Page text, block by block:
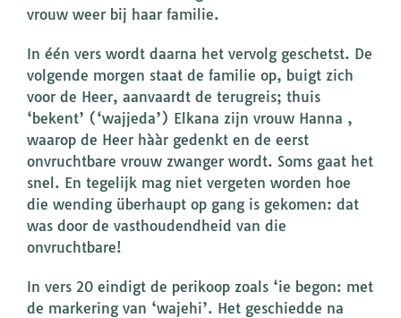
vrouw weer bij haar familie.
In één vers wordt daarna het vervolg geschetst. De
volgende morgen staat de familie op, buigt zich
voor de Heer, aanvaardt de terugreis; thuis
‘bekent’ (‘wajjeda’) Elkana zijn vrouw Hanna ,
waarop de Heer hààr gedenkt en de eerst
onvruchtbare vrouw zwanger wordt. Soms gaat het
snel. En tegelijk mag niet vergeten worden hoe
die wending überhaupt op gang is gekomen: dat
was door de vasthoudendheid van die
onvruchtbare!
In vers 20 eindigt de perikoop zoals ‘ie begon: met
de markering van ‘wajehi’. Het geschiedde na